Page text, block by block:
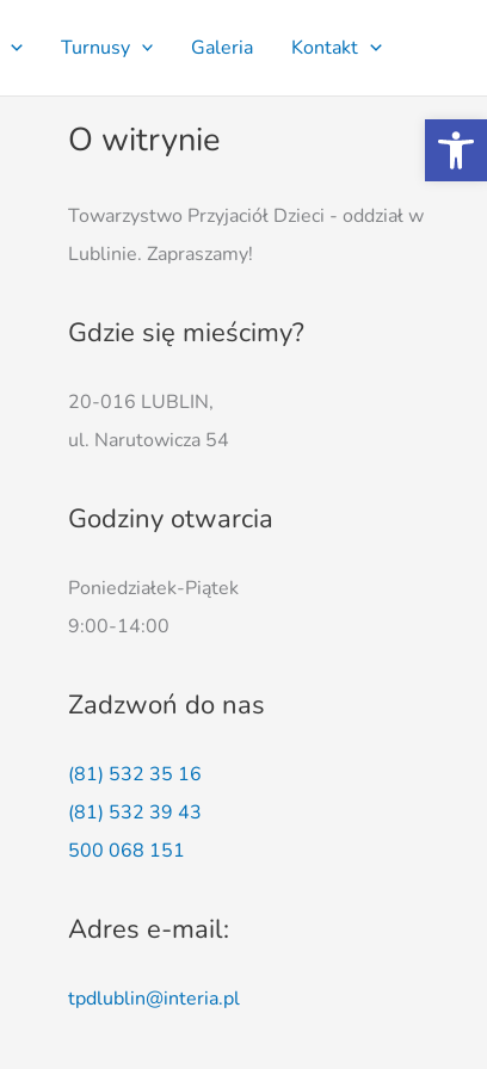
Turnusy Galeria Kontakt
O witrynie
Towarzystwo Przyjaciół Dzieci - oddział w
Lublinie. Zapraszamy!
Gdzie się mieścimy?
20-016 LUBLIN,
ul. Narutowicza 54
Godziny otwarcia
Poniedziałek-Piątek
9:00-14:00
Zadzwoń do nas
(81) 532 35 16
(81) 532 39 43
500 068 151
Adres e-mail:
tpdlublin@interia.pl